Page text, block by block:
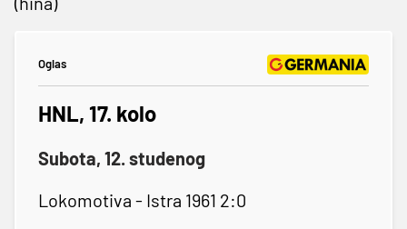
Oglas
HNL, 17. kolo
Subota, 12. studenog
Lokomotiva - Istra 1961 2:0